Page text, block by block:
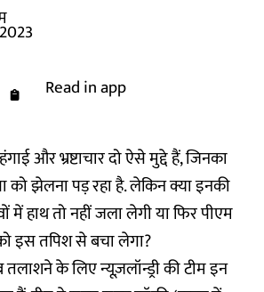
Read in app
और भ्रष्टाचार दो ऐसे मुद्दे हैं, जिनका
को झेलना पड़ रहा है. लेकिन क्या इनकी
हाथ तो नहीं जला लेगी या फिर पीएम
को इस तपिश से बचा लेगा?
के लिए न्यूज़लॉन्ड्री की टीम इन